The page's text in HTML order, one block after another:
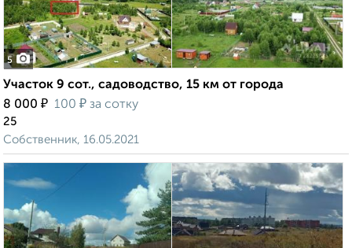
5
Участок 9 сот., садоводство, 15 км от города
8 000 ₽ 100 ₽ за сотку
25
Собственник, 16.05.2021